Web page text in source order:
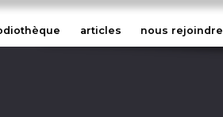
articles nous rejoindre